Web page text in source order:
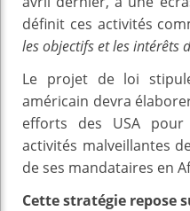
définit ces activités
les objectifs et les intérêts
Le projet de loi
américain devra
efforts des USA
activités malveillantes
de ses mandataires en
Cette stratégie repose